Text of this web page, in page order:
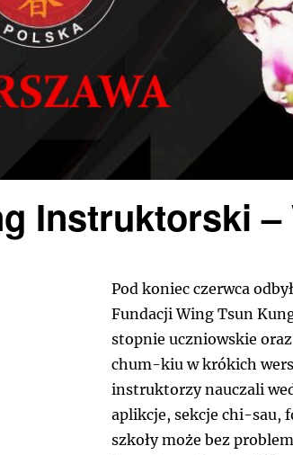
Instruktorski –
Pod koniec czerwca
Fundacji Wing Tsun
stopnie uczniowskie
chum-kiu w krókich
instruktorzy nauczali
aplikcje, sekcje chi-sau,
szkoły może bez